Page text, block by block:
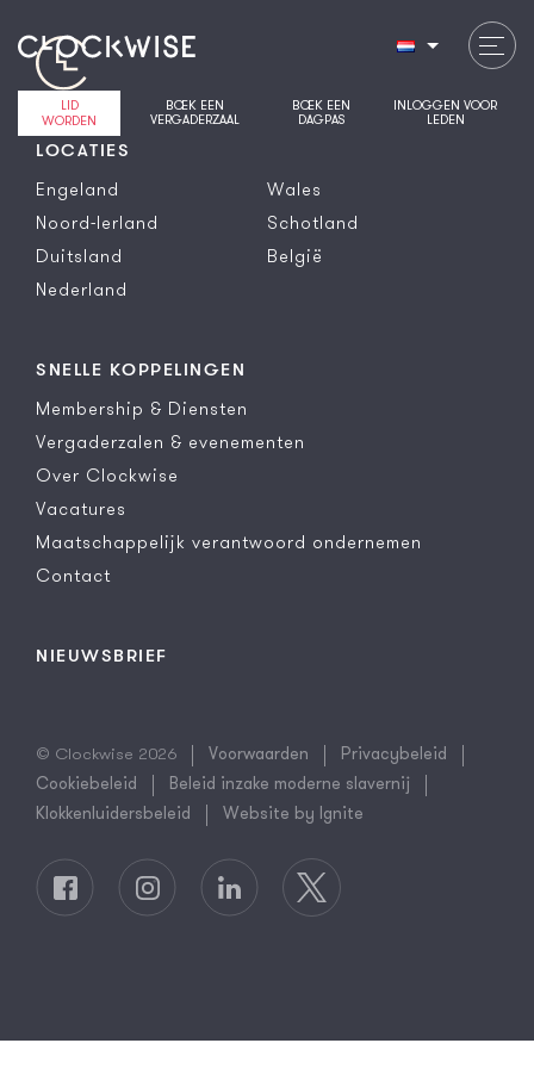
LID
WORDEN
BOEK EEN
VERGADERZAAL
BOEK EEN
DAGPAS
INLOGGEN VOOR
LEDEN
LOCATIES
Engeland
Wales
Noord-Ierland
Schotland
Duitsland
België
Nederland
SNELLE KOPPELINGEN
Membership & Diensten
Vergaderzalen & evenementen
Over Clockwise
Vacatures
Maatschappelijk verantwoord ondernemen
Contact
NIEUWSBRIEF
© Clockwise 2026 Voorwaarden
Privacybeleid
Cookiebeleid
Beleid inzake moderne slavernij
Klokkenluidersbeleid
Website by Ignite